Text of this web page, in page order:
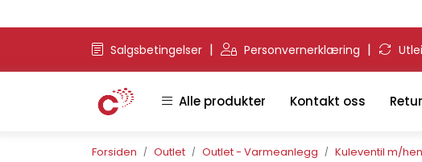
Salgsbetingelser | Personvernerklæring |
Alle produkter Kontakt oss
Forsiden Outlet Outlet - Varmeanlegg Kuleventil m/